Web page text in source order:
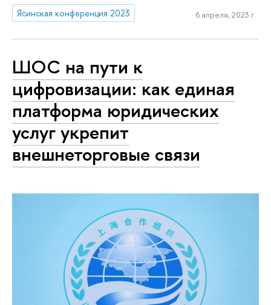
Ясинская конференция 2023
6 апреля, 2023 г.
ШОС на пути к
цифровизации: как единая
платформа юридических
услуг укрепит
внешнеторговые связи